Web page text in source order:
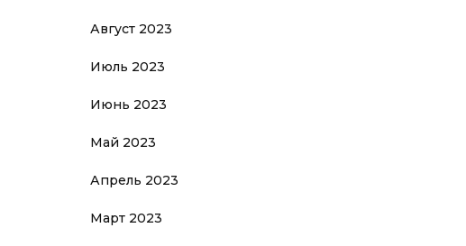
Август 2023
Июль 2023
Июнь 2023
Май 2023
Апрель 2023
Март 2023